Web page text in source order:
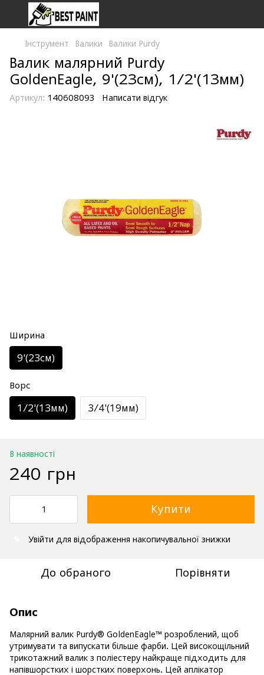
Інструмент Валики Валики Purdy
Валик малярний Purdy
GoldenEagle, 9'(23см), 1/2'(13мм)
Артикул: 140608093 Написати відгук
Ширина
9'(23см)
Ворс
1/2'(13мм) 3/4'(19мм)
В наявності
240 грн
Купити
Увійти для відображення накопичувальної знижки
До обраного Порівняти
Опис
Малярний валик Purdy® GoldenEagle™ розроблений, щоб
утримувати та випускати більше фарби. Цей високощільний
трикотажний валик з поліестеру найкраще підходить для
напівшорстких і шорстких поверхонь. Цей аплікатор